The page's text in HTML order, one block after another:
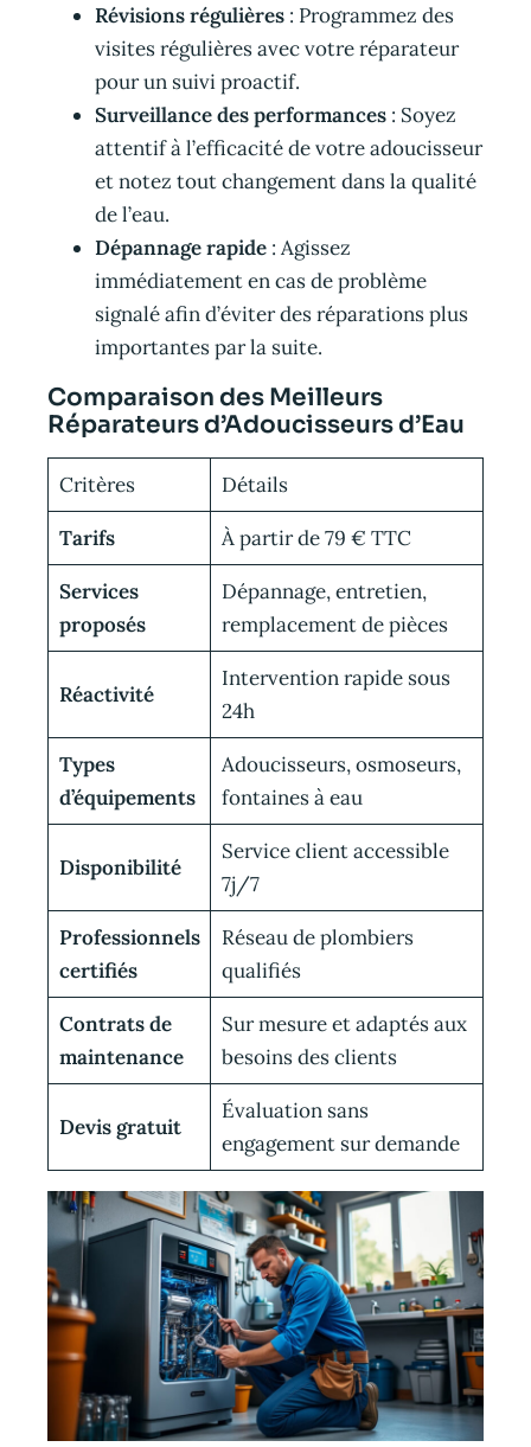
Révisions régulières : Programmez des
visites régulières avec votre réparateur
pour un suivi proactif.
Surveillance des performances : Soyez
attentif à l’efficacité de votre adoucisseur
et notez tout changement dans la qualité
de l’eau.
Dépannage rapide : Agissez
immédiatement en cas de problème
signalé afin d’éviter des réparations plus
importantes par la suite.
Comparaison des Meilleurs
Réparateurs d’Adoucisseurs d’Eau
Critères Détails
Tarifs À partir de 79 € TTC
Services
proposés
Dépannage, entretien,
remplacement de pièces
Réactivité
Intervention rapide sous
24h
Types
d’équipements
Adoucisseurs, osmoseurs,
fontaines à eau
Disponibilité
Service client accessible
7j/7
Professionnels
certifiés
Réseau de plombiers
qualifiés
Contrats de
maintenance
Sur mesure et adaptés aux
besoins des clients
Devis gratuit
Évaluation sans
engagement sur demande